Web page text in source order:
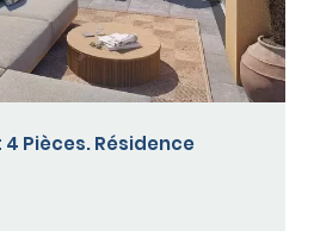
4 Pièces. Résidence